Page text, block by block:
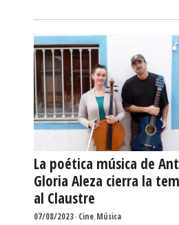
La poética música de
Gloria Aleza cierra la
al Claustre
07/08/2023-Cine,Música